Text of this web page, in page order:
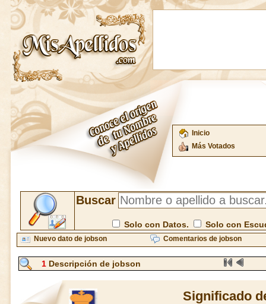
Inicio
Más Votados
Buscar
Solo con Datos. Solo con
Nuevo dato de jobson Comentarios de jobson
1 Descripción de jobson
Significado